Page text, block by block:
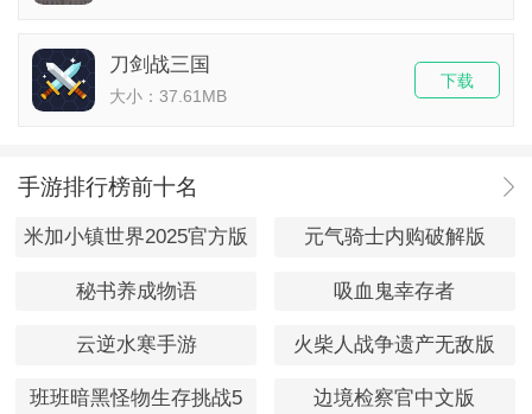
刀剑战三国
大小：37.61MB
下载
手游排行榜前十名
米加小镇世界2025官方版 元气骑士内购破解版
秘书养成物语 吸血鬼幸存者
云逆水寒手游 火柴人战争遗产无敌版
班班暗黑怪物生存挑战5 边境检察官中文版